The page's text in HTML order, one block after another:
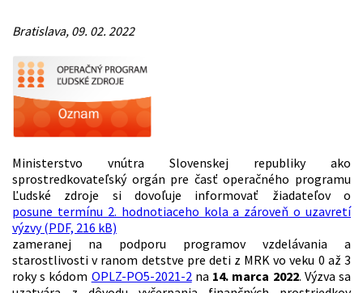
Bratislava, 09. 02. 2022
Ministerstvo vnútra Slovenskej republiky ako
sprostredkovateľský orgán pre časť operačného programu
Ľudské zdroje si dovoľuje informovať žiadateľov o
posune termínu 2. hodnotiaceho kola a zároveň o uzavretí
výzvy (PDF, 216 kB)
zameranej na podporu programov vzdelávania a
starostlivosti v ranom detstve pre deti z MRK vo veku 0 až 3
roky s kódom OPLZ-PO5-2021-2na 14. marca 2022. Výzva sa